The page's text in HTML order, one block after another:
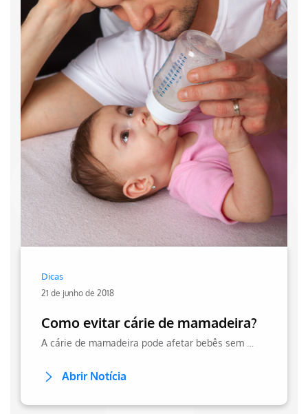
Dicas
21 de junho de 2018
Como evitar cárie de mamadeira?
Abrir Notícia